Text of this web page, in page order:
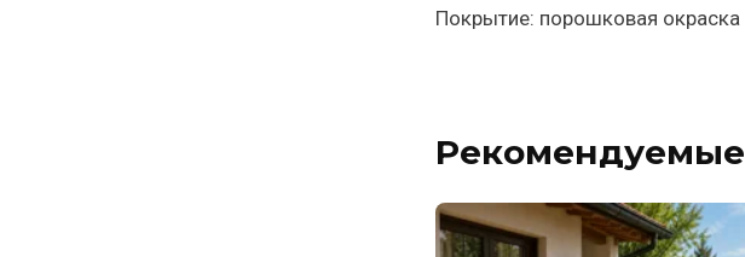
Покрытие: порошковая окраска
Рекомендуемые